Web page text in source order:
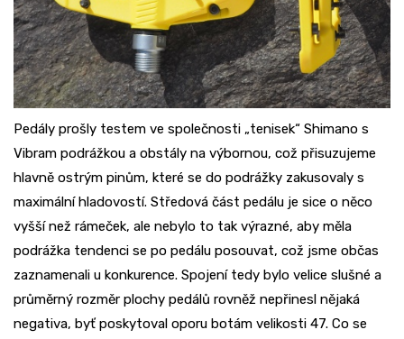
Pedály prošly testem ve společnosti „tenisek“ Shimano s
Vibram podrážkou a obstály na výbornou, což přisuzujeme
hlavně ostrým pinům, které se do podrážky zakusovaly s
maximální hladovostí. Středová část pedálu je sice o něco
vyšší než rámeček, ale nebylo to tak výrazné, aby měla
podrážka tendenci se po pedálu posouvat, což jsme občas
zaznamenali u konkurence. Spojení tedy bylo velice slušné a
průměrný rozměr plochy pedálů rovněž nepřinesl nějaká
negativa, byť poskytoval oporu botám velikosti 47. Co se